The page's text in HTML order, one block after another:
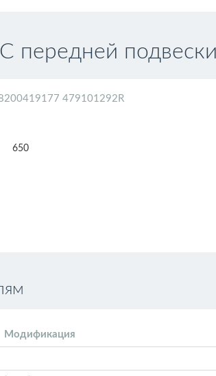
передней
479101292R
650
Модификация